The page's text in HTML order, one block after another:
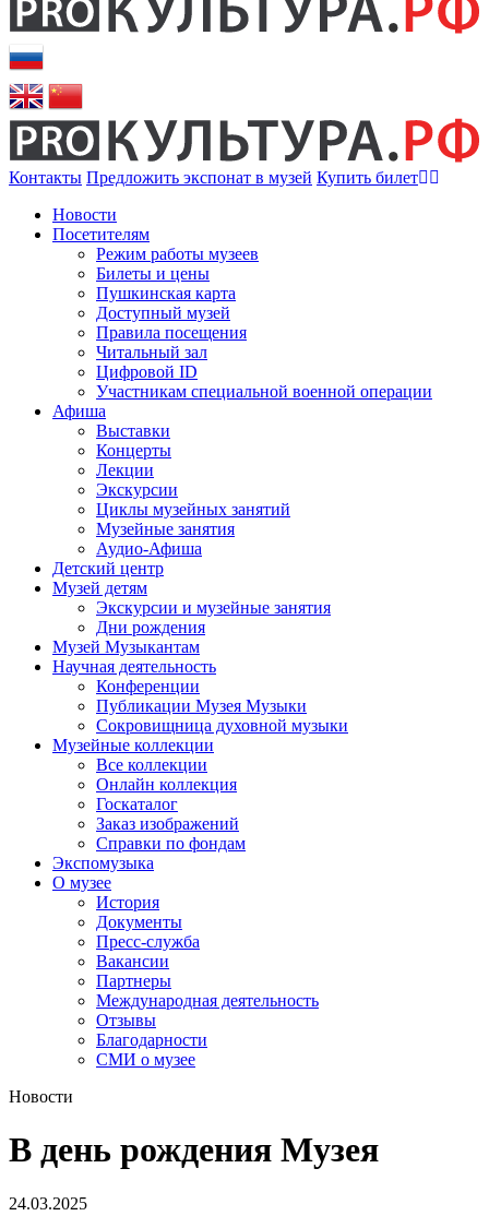
Контакты Предложить экспонат в музей Купить билет
Новости
Посетителям
Режим работы музеев
Билеты и цены
Пушкинская карта
Доступный музей
Правила посещения
Читальный зал
Цифровой ID
Участникам специальной военной операции
Афиша
Выставки
Концерты
Лекции
Экскурсии
Циклы музейных занятий
Музейные занятия
Аудио-Афиша
Детский центр
Музей детям
Экскурсии и музейные занятия
Дни рождения
Музей Музыкантам
Научная деятельность
Конференции
Публикации Музея Музыки
Сокровищница духовной музыки
Музейные коллекции
Все коллекции
Онлайн коллекция
Госкаталог
Заказ изображений
Справки по фондам
Экспомузыка
О музее
История
Документы
Пресс-служба
Вакансии
Партнеры
Международная деятельность
Отзывы
Благодарности
СМИ о музее
Новости
В день рождения Музея
24.03.2025